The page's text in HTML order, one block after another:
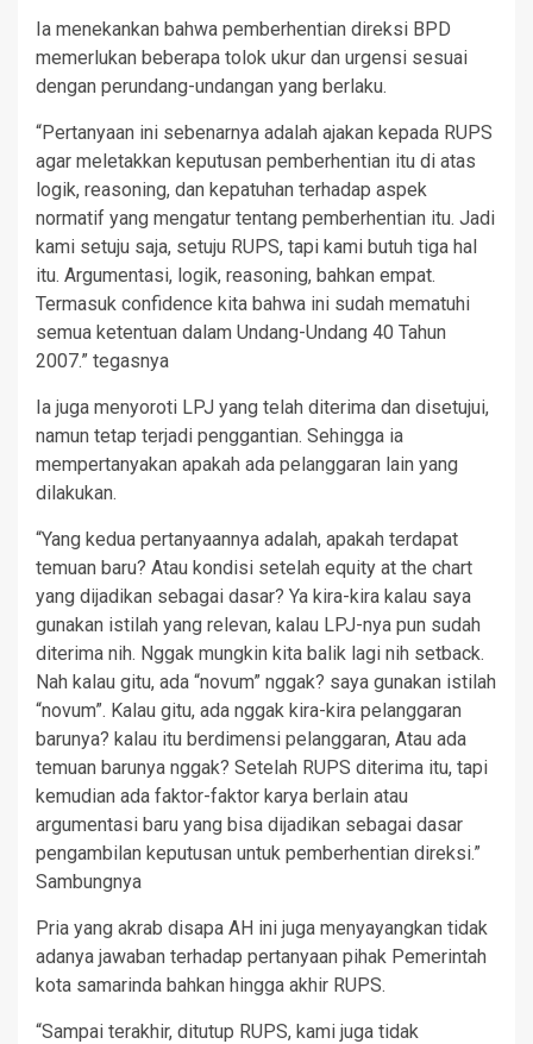
Ia menekankan bahwa pemberhentian direksi BPD
memerlukan beberapa tolok ukur dan urgensi sesuai
dengan perundang-undangan yang berlaku.
“Pertanyaan ini sebenarnya adalah ajakan kepada RUPS
agar meletakkan keputusan pemberhentian itu di atas
logik, reasoning, dan kepatuhan terhadap aspek
normatif yang mengatur tentang pemberhentian itu. Jadi
kami setuju saja, setuju RUPS, tapi kami butuh tiga hal
itu. Argumentasi, logik, reasoning, bahkan empat.
Termasuk confidence kita bahwa ini sudah mematuhi
semua ketentuan dalam Undang-Undang 40 Tahun
2007.” tegasnya
Ia juga menyoroti LPJ yang telah diterima dan disetujui,
namun tetap terjadi penggantian. Sehingga ia
mempertanyakan apakah ada pelanggaran lain yang
dilakukan.
“Yang kedua pertanyaannya adalah, apakah terdapat
temuan baru? Atau kondisi setelah equity at the chart
yang dijadikan sebagai dasar? Ya kira-kira kalau saya
gunakan istilah yang relevan, kalau LPJ-nya pun sudah
diterima nih. Nggak mungkin kita balik lagi nih setback.
Nah kalau gitu, ada “novum” nggak? saya gunakan istilah
“novum”. Kalau gitu, ada nggak kira-kira pelanggaran
barunya? kalau itu berdimensi pelanggaran, Atau ada
temuan barunya nggak? Setelah RUPS diterima itu, tapi
kemudian ada faktor-faktor karya berlain atau
argumentasi baru yang bisa dijadikan sebagai dasar
pengambilan keputusan untuk pemberhentian direksi.”
Sambungnya
Pria yang akrab disapa AH ini juga menyayangkan tidak
adanya jawaban terhadap pertanyaan pihak Pemerintah
kota samarinda bahkan hingga akhir RUPS.
“Sampai terakhir, ditutup RUPS, kami juga tidak